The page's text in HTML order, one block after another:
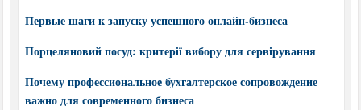
Первые шаги к запуску успешного онлайн-бизнеса
Порцеляновий посуд: критерії вибору для сервірування
Почему профессиональное бухгалтерское сопровождение
важно для современного бизнеса